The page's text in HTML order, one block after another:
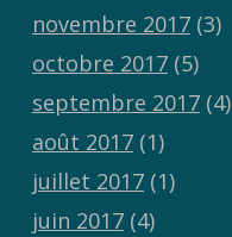
novembre 2017(3)
octobre 2017(5)
septembre 2017(4)
août 2017(1)
juillet 2017(1)
juin 2017(4)